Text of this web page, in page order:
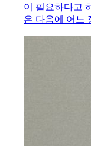
이 필요하다고
은 다음에 어느